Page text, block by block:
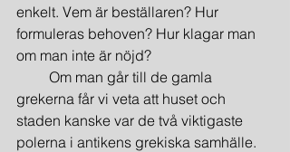
enkelt. Vem är beställaren? Hur
formuleras behoven? Hur klagar man
om man inte är nöjd?
Om man går till de gamla
grekerna får vi veta att huset och
staden kanske var de två viktigaste
polerna i antikens grekiska samhälle.